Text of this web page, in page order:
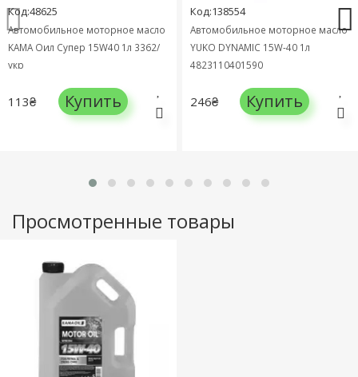
Код:48625
Автомобильное моторное масло
KAMA Оил Супер 15W40 1л 3362/
укр
113₴ Купить
Код:138554
Автомобильное моторное масло
YUKO DYNAMIC 15W-40 1л
4823110401590
246₴ Купить
Просмотренные товары